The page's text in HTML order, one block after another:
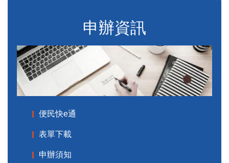
申辦資訊
便民快e通
表單下載
申辦須知